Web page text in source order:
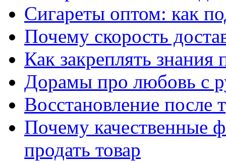
Сигареты оптом: как
Почему скорость
Как закреплять знания
Дорамы про любовь с
Восстановление после
Почему качественные
продать товар